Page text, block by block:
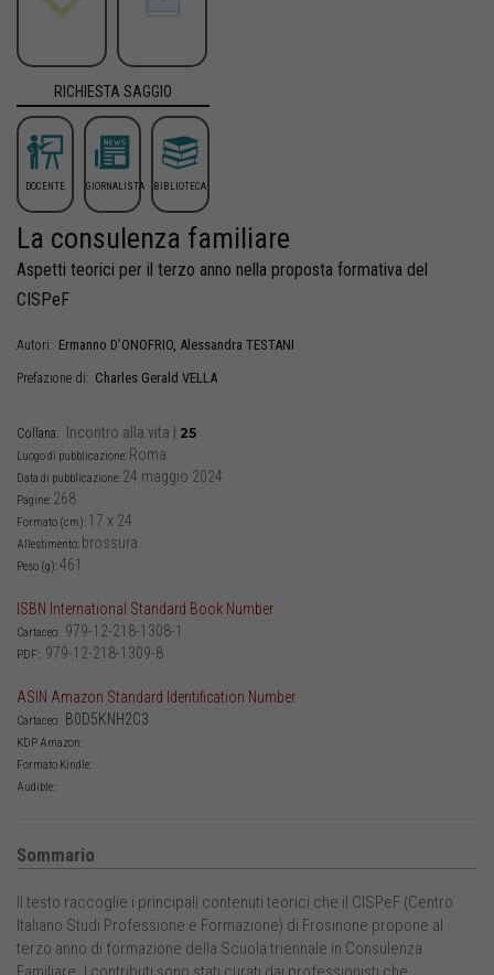
RICHIESTA SAGGIO
DOCENTE GIORNALISTA BIBLIOTECA
La consulenza familiare
Aspetti teorici per il terzo anno nella proposta formativa del
CISPeF
Autori: Ermanno D’ONOFRIO, Alessandra TESTANI
Prefazione di: Charles Gerald VELLA
Collana: Incontro alla vita 25
Luogo di pubblicazione: Roma
Data di pubblicazione: 24 maggio 2024
Pagine: 268
Formato (cm): 17 x 24
Allestimento: brossura
Peso (g):461
ISBN International Standard Book Number
Cartaceo: 979-12-218-1308-1
PDF: 979-12-218-1309-8
ASIN Amazon Standard Identification Number
Cartaceo: B0D5KNH2C3
KDP Amazon:
Formato Kindle:
Audible:
Sommario
Il testo raccoglie i principali contenuti teorici che il CISPeF (Centro
Italiano Studi Professione e Formazione) di Frosinone propone al
terzo anno di formazione della Scuola triennale in Consulenza